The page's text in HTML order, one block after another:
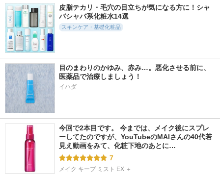
コスノリ MISSHA（ミシャ）
アドバンスド ビタC
ファーミングクリー
ム13.5
LIENJANG
5.7
22件
ビカンヌ リンクル
5.9
314件
皮脂テカリ・毛穴の目立ちが気になる方に！シャ
バシャバ系化粧水14選
スキンケア・基礎化粧品
目のまわりのかゆみ、赤み…。悪化させる前に、
医薬品で治療しましょう！
イハダ
今回で2本目です。 今までは、メイク後にスプレ
ーしてたのですが、YouTubeのMAIさんの40代若
見え動画をみて、化粧下地のあとに…
7
メイク キープ ミスト EX ＋